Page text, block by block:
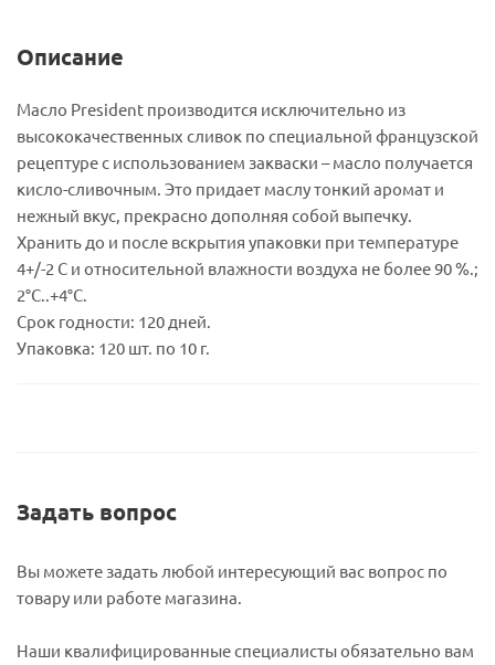
Описание
Масло President производится исключительно из
высококачественных сливок по специальной французской
рецептуре с использованием закваски – масло получается
кисло-сливочным. Это придает маслу тонкий аромат и
нежный вкус, прекрасно дополняя собой выпечку.
Хранить до и после вскрытия упаковки при температуре
4+/-2 С и относительной влажности воздуха не более 90 %.;
2°С..+4°С.
Срок годности: 120 дней.
Упаковка: 120 шт. по 10 г.
Задать вопрос
Вы можете задать любой интересующий вас вопрос по
товару или работе магазина.
Наши квалифицированные специалисты обязательно вам